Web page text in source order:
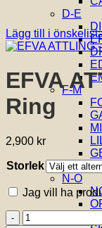
D-E
F-M
N-Ö
Lägg till i
EFVA
Ring
2,900 kr
Storlek
Jag vill ha
EFVA